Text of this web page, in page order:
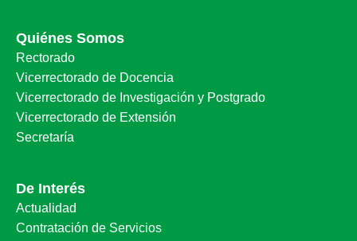
Quiénes Somos
Rectorado
Vicerrectorado de Docencia
Vicerrectorado de Investigación y Postgrado
Vicerrectorado de Extensión
Secretaría
De Interés
Actualidad
Contratación de Servicios